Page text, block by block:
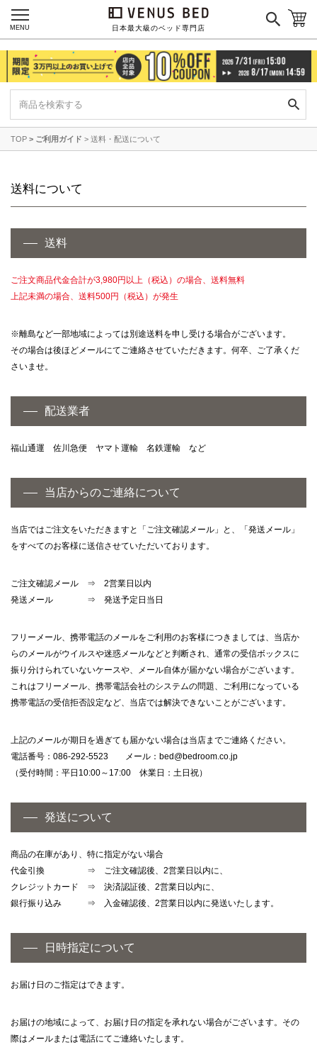
日本最大級のベッド専門店
MENU
マットレス一覧を見る
ご利用ガイド 会社概要
特定商取引法に基づく表記 プライバシーポリシー
マイページ ログイン
TOP ご利用ガイド 送料・配送について
送料について
送料
ご注文商品代金合計が3,980円以上（税込）の場合、送料無料
上記未満の場合、送料500円（税込）が発生
※離島など一部地域によっては別途送料を申し受ける場合がございます。
その場合は後ほどメールにてご連絡させていただきます。何卒、ご了承くだ
さいませ。
配送業者
福山通運 佐川急便 ヤマト運輸 名鉄運輸 など
当店からのご連絡について
当店ではご注文をいただきますと「ご注文確認メール」と、「発送メール」
をすべてのお客様に送信させていただいております。
ご注文確認メール ⇒ 2営業日以内
発送メール ⇒ 発送予定日当日
フリーメール、携帯電話のメールをご利用のお客様につきましては、当店か
らのメールがウイルスや迷惑メールなどと判断され、通常の受信ボックスに
振り分けられていないケースや、メール自体が届かない場合がございます。
これはフリーメール、携帯電話会社のシステムの問題、ご利用になっている
携帯電話の受信拒否設定など、当店では解決できないことがございます。
上記のメールが期日を過ぎても届かない場合は当店までご連絡ください。
電話番号：086-292-5523 メール： bed@bedroom.co.jp
（受付時間：平日10:00～17:00 休業日：土日祝）
発送について
商品の在庫があり、特に指定がない場合
代金引換 ⇒ ご注文確認後、2営業日以内に、
クレジットカード ⇒ 決済認証後、2営業日以内に、
銀行振り込み ⇒ 入金確認後、2営業日以内に発送いたします。
日時指定について
お届け日のご指定はできます。
お届けの地域によって、お届け日の指定を承れない場合がございます。その
際はメールまたは電話にてご連絡いたします。